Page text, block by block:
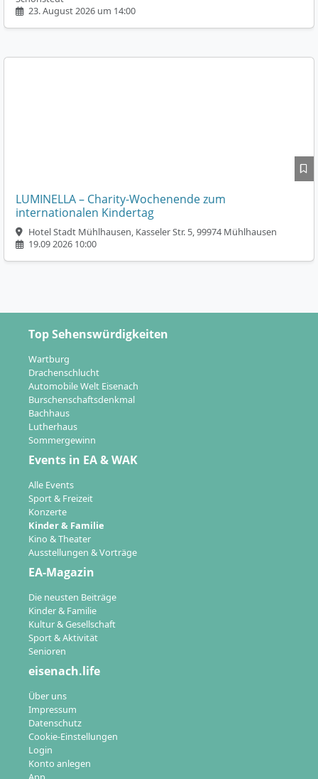
23. August 2026 um 14:00
LUMINELLA – Charity-Wochenende zum
internationalen Kindertag
Hotel Stadt Mühlhausen, Kasseler Str. 5, 99974 Mühlhausen
19.09 2026 10:00
Top Sehenswürdigkeiten
Wartburg
Drachenschlucht
Automobile Welt Eisenach
Burschenschaftsdenkmal
Bachhaus
Lutherhaus
Sommergewinn
Events in EA & WAK
Alle Events
Sport & Freizeit
Konzerte
Kinder & Familie
Kino & Theater
Ausstellungen & Vorträge
EA-Magazin
Die neusten Beiträge
Kinder & Familie
Kultur & Gesellschaft
Sport & Aktivität
Senioren
eisenach.life
Über uns
Impressum
Datenschutz
Cookie-Einstellungen
Login
Konto anlegen